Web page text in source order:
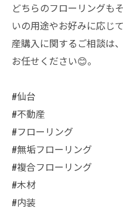
どちらのフローリングも
いの用途やお好みに応じ
産購入に関するご相談は
お任せください😊。
#仙台
#不動産
#フローリング
#無垢フローリング
#複合フローリング
#木材
#内装